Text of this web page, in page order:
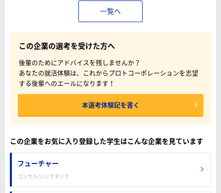
一覧へ
この企業の選考を受けた方へ
後輩のためにアドバイスを残しませんか？
あなたの就活体験は、これからプロトコーポレーションを志望
する後輩へのエールになります！
本選考体験記を書く
この企業をお気に入り登録した学生はこんな企業を見ています
フューチャー
コンサル/シンクタンク